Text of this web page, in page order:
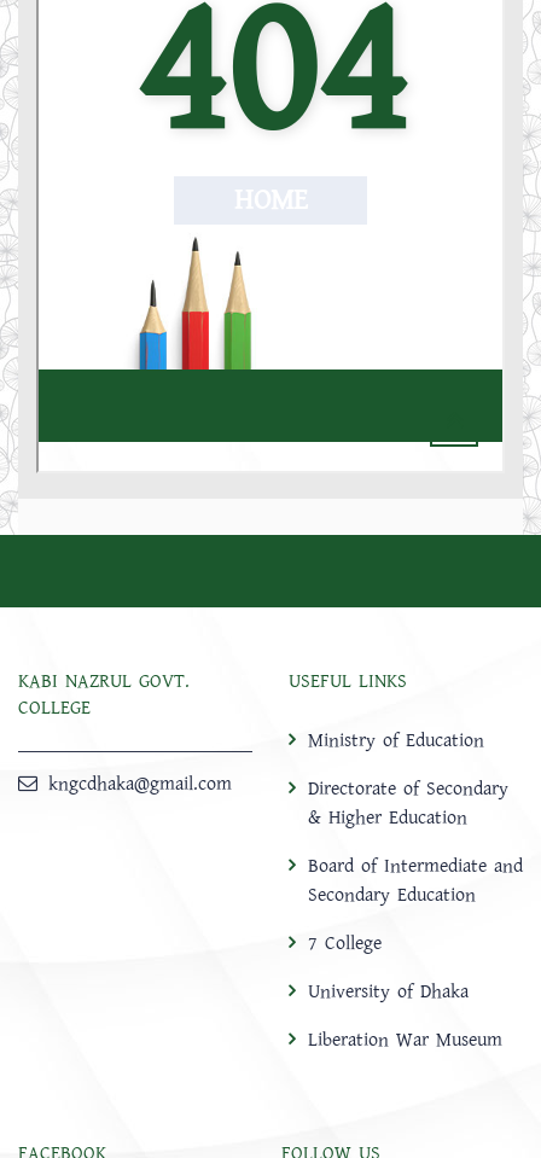
KABI NAZRUL GOVT.
COLLEGE
kngcdhaka@gmail.com
USEFUL LINKS
Ministry of Education
Directorate of Secondary
& Higher Education
Board of Intermediate and
Secondary Education
7 College
University of Dhaka
Liberation War Museum